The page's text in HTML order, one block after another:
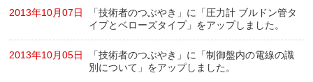
2013年10月07日
「技術者のつぶやき」に「圧力計 ブルドン管タ
イプとベローズタイプ」をアップしました。
2013年10月05日
「技術者のつぶやき」に「制御盤内の電線の識
別について」をアップしました。